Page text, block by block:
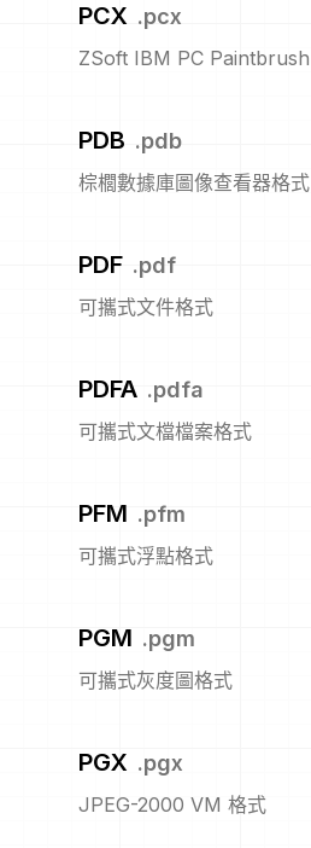
PCX .pcx
ZSoft IBM PC Paintbrush
PDB .pdb
棕櫚數據庫圖像查看器格式
PDF .pdf
可攜式文件格式
PDFA .pdfa
可攜式文檔檔案格式
PFM .pfm
可攜式浮點格式
PGM .pgm
可攜式灰度圖格式
PGX .pgx
JPEG-2000 VM 格式